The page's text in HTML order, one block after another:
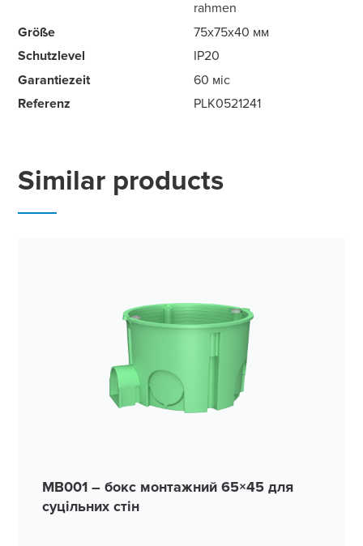
rahmen
Größe
75x75x40 мм
Schutzlevel
IP20
Garantiezeit
60 міс
Referenz
PLK0521241
Similar products
MB001 – бокс монтажний 65×45 для
суцільних стін